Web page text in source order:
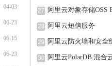
04-03
06-23
06-15
06-23
27
阿里云对象存储OSS
完可
28 阿里云短信服务
29 阿里云防火墙和安全
30 阿里云PolarDB 混合